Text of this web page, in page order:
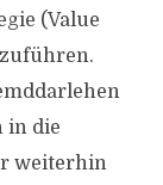
(Value
in die
weiterhin